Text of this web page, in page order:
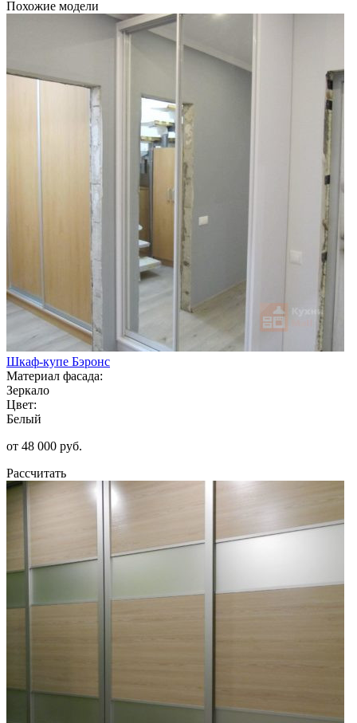
Похожие модели
Шкаф-купе Бэронс
Материал фасада:
Зеркало
Цвет:
Белый
от 48 000 руб.
Рассчитать